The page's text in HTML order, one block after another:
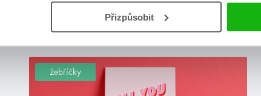
Přizpůsobit
žebříčky